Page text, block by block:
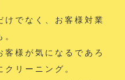
けでなく、お客様対業
客様が気になるであろ
リーニング。